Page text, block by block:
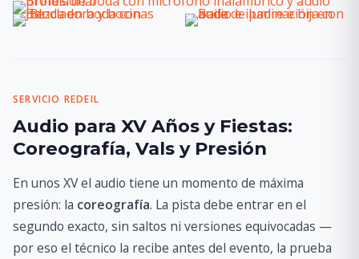
SERVICIO REDEIL
Audio para XV Años y Fiestas:
Coreografía, Vals y Presión
En unos XV el audio tiene un momento de máxima
presión: la coreografía. La pista debe entrar en el
segundo exacto, sin saltos ni versiones equivocadas —
por eso el técnico la recibe antes del evento, la prueba